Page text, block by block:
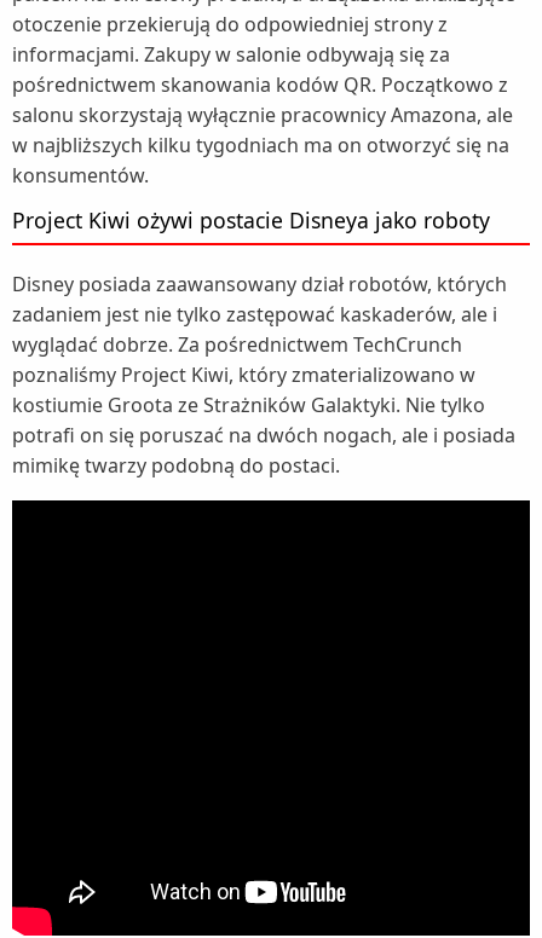
otoczenie przekierują do odpowiedniej strony z
informacjami. Zakupy w salonie odbywają się za
pośrednictwem skanowania kodów QR. Początkowo z
salonu skorzystają wyłącznie pracownicy Amazona, ale
w najbliższych kilku tygodniach ma on otworzyć się na
konsumentów.
Project Kiwi ożywi postacie Disneya jako roboty
Disney posiada zaawansowany dział robotów, których
zadaniem jest nie tylko zastępować kaskaderów, ale i
wyglądać dobrze. Za pośrednictwem TechCrunch
poznaliśmy Project Kiwi, który zmaterializowano w
kostiumie Groota ze Strażników Galaktyki. Nie tylko
potrafi on się poruszać na dwóch nogach, ale i posiada
mimikę twarzy podobną do postaci.